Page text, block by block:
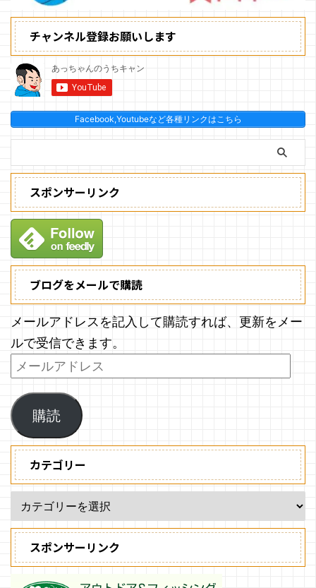
チャンネル登録お願いします
Facebook,Youtubeなど各種リンクはこちら
スポンサーリンク
ブログをメールで購読
メールアドレスを記入して購読すれば、更新をメー
ルで受信できます。
購読
カテゴリー
スポンサーリンク